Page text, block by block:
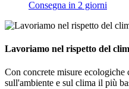
Consegna in 2 giorni
Lavoriamo nel rispetto del
Con concrete misure
sull'ambiente e sul clima il più